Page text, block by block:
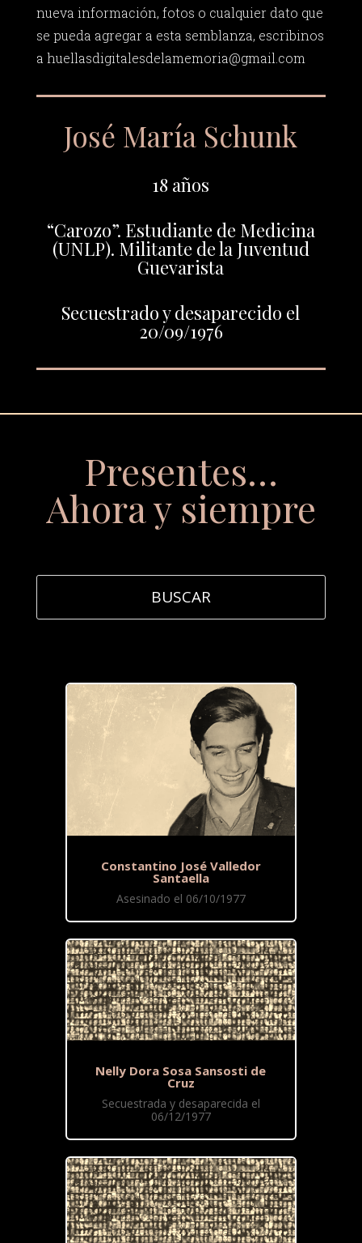
nueva información, fotos o cualquier dato que
se pueda agregar a esta semblanza, escribinos
a huellasdigitalesdelamemoria@gmail.com
José María Schunk
18 años
“Carozo”. Estudiante de Medicina
(UNLP). Militante de la Juventud
Guevarista
Secuestrado y desaparecido el
20/09/1976
Presentes…
Ahora y siempre
Constantino José Valledor
Santaella
Asesinado el 06/10/1977
Nelly Dora Sosa Sansosti de
Cruz
Secuestrada y desaparecida el
06/12/1977